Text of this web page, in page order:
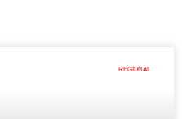
REGIONAL